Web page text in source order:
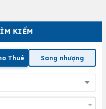
KIẾM
Thuê Sang nhượng